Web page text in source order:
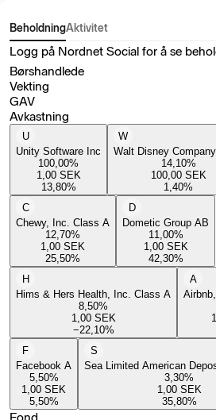
BeholdningAktivitet
Logg på Nordnet Social for å se
Børshandlede
Vekting
GAV
Avkastning
U
Unity Software Inc
100,00%
1,00 SEK
13,80%
W
Walt Disney
14,10%
100,00 SEK
1,40%
C
Chewy, Inc. Class A
12,70%
1,00 SEK
25,50%
D
Dometic Group AB
11,00%
1,00 SEK
42,30%
H
Hims & Hers Health, Inc. Class A
8,50%
1,00 SEK
−22,10%
A
F
Facebook A
5,50%
1,00 SEK
5,50%
S
Sea Limited American
3,30%
1,00 SEK
35,80%